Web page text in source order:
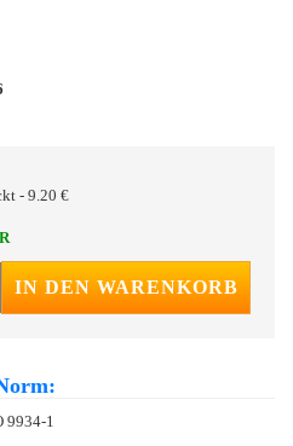
- 9.20 €
IN DEN WARENKORB
9934-1